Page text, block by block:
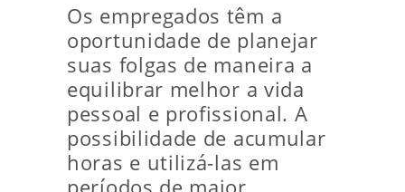
Os empregados têm a
oportunidade de planejar
suas folgas de maneira a
equilibrar melhor a vida
pessoal e profissional. A
possibilidade de acumular
horas e utilizá-las em